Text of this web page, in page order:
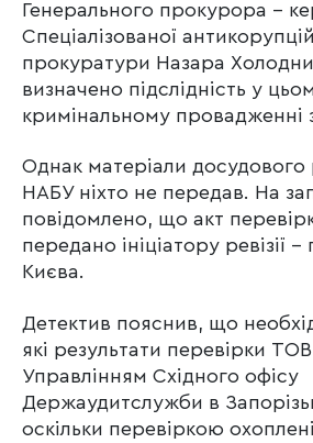
Генерального прокурора –
Спеціалізованої
прокуратури Назара
визначено підслідність у
кримінальному провадженні
Однак матеріали досудового
НАБУ ніхто не передав. На
повідомлено, що акт
передано ініціатору ревізії
Києва.
Детектив пояснив, що
які результати перевірки
Управлінням Східного офісу
Держаудитслужби в
оскільки перевіркою